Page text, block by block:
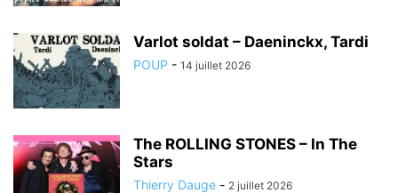
Varlot soldat – Daeninckx, Tardi
POUP - 14 juillet 2026
The ROLLING STONES – In The
Stars
Thierry Dauge - 2 juillet 2026